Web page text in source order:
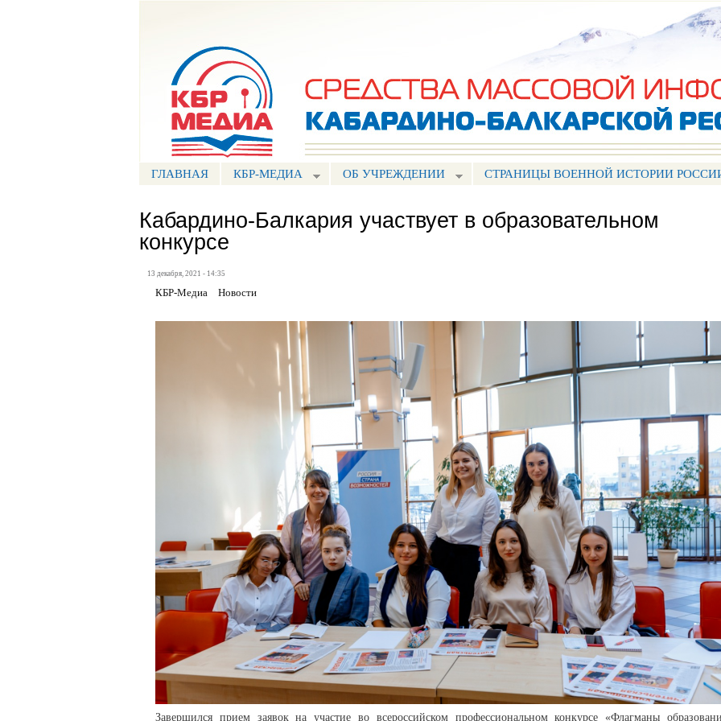
ГЛАВНАЯ КБР-МЕДИА ОБ УЧРЕЖДЕНИИ СТРАНИЦЫ ВОЕННОЙ ИСТОРИИ
Кабардино-Балкария участвует в образовательном
конкурсе
13 декабря, 2021 - 14:35
КБР-Медиа Новости
Завершился прием заявок на участие во всероссийском профессиональном конкурсе «Флагманы